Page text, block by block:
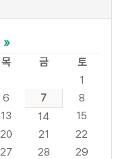
»
목 금
토
1
6 7
8
13 14
15
20 21
22
27 28
29